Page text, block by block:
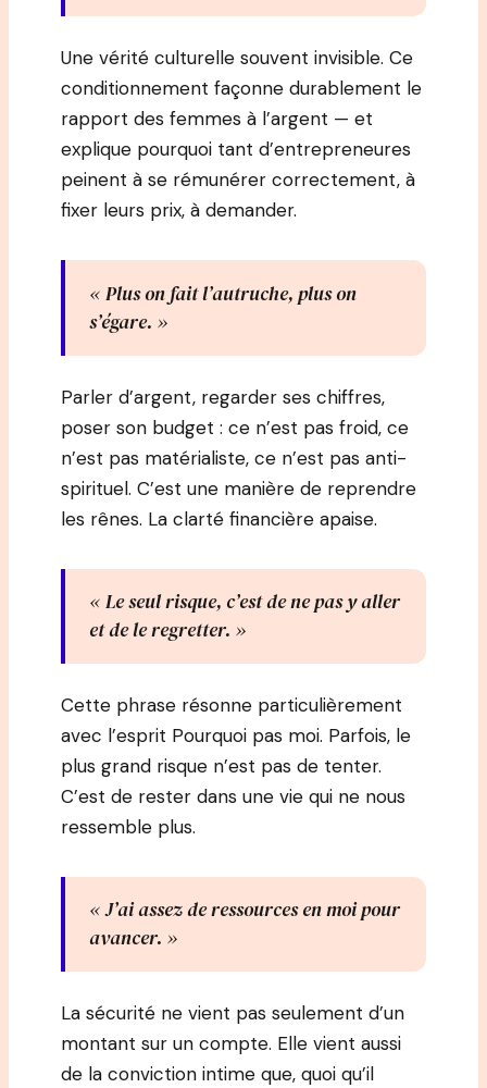
Une vérité culturelle souvent invisible. Ce
conditionnement façonne durablement le
rapport des femmes à l’argent — et
explique pourquoi tant d’entrepreneures
peinent à se rémunérer correctement, à
fixer leurs prix, à demander.
« Plus on fait l’autruche, plus on
s’égare. »
Parler d’argent, regarder ses chiffres,
poser son budget : ce n’est pas froid, ce
n’est pas matérialiste, ce n’est pas anti-
spirituel. C’est une manière de reprendre
les rênes. La clarté financière apaise.
« Le seul risque, c’est de ne pas y aller
et de le regretter. »
Cette phrase résonne particulièrement
avec l’esprit Pourquoi pas moi. Parfois, le
plus grand risque n’est pas de tenter.
C’est de rester dans une vie qui ne nous
ressemble plus.
« J’ai assez de ressources en moi pour
avancer. »
La sécurité ne vient pas seulement d’un
montant sur un compte. Elle vient aussi
de la conviction intime que, quoi qu’il